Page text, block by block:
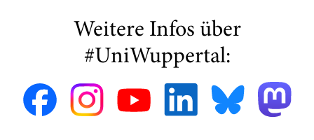
Weitere Infos über
#UniWuppertal: